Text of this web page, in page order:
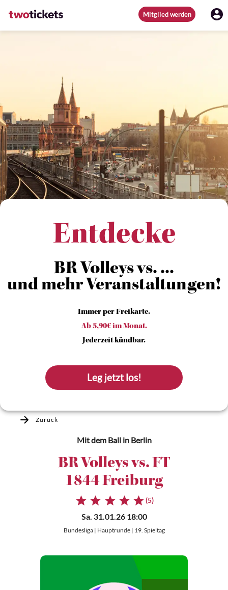
Mitglied werden
Entdecke
BR Volleys vs. ...
und mehr Veranstaltungen!
Immer per Freikarte.
Ab 5,90€ im Monat.
Jederzeit kündbar.
Leg jetzt los!
Zurück
Mit dem Ballin Berlin
BR Volleys vs. FT
1844 Freiburg
(5)
Sa. 31.01.26 18:00
Bundesliga | Hauptrunde | 19. Spieltag